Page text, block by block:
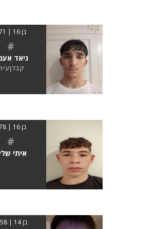
בן 16 | 171
#
גיאד
קבלן/
בן 16 | 178
#
איתי
בן 14 | 1,58